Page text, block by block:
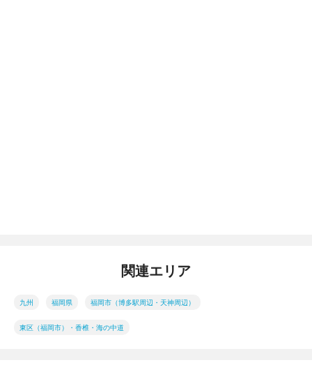
関連エリア
九州 福岡県 福岡市（博多駅周辺・天神周辺）
東区（福岡市）・香椎・海の中道